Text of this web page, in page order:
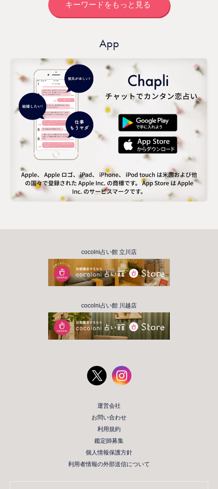
キーワードをもっと見る
App
cocolni占い館 立川店
cocolni占い館 川越店
運営会社
お問い合わせ
利用規約
鑑定師募集
個人情報保護方針
利用者情報の外部送信について